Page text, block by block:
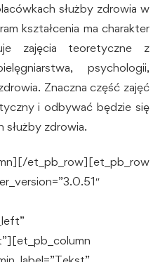
służby zdrowia w
kształcenia ma charakter
zajęcia teoretyczne z
psychologii,
Znaczna część zajęć
i odbywać będzie się
zdrowia.
et_pb_row][et_pb_row